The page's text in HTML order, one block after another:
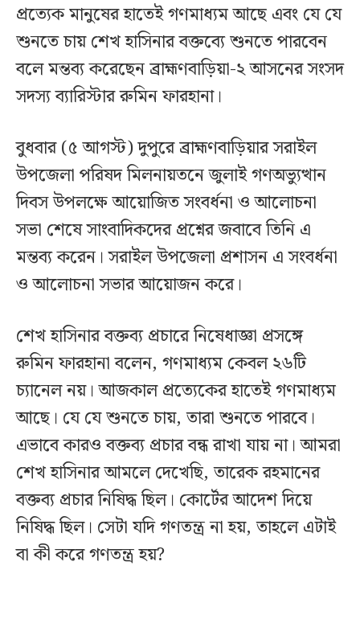
প্রত্যেক মানুষের হাতেই গণমাধ্যম আছে এবং যে যে
শুনতে চায় শেখ হাসিনার বক্তব্যে শুনতে পারবেন
বলে মন্তব্য করেছেন ব্রাহ্মণবাড়িয়া-২ আসনের সংসদ
সদস্য ব্যারিস্টার রুমিন ফারহানা।
বুধবার (৫ আগস্ট) দুপুরে ব্রাহ্মণবাড়িয়ার সরাইল
উপজেলা পরিষদ মিলনায়তনে জুলাই গণঅভ্যুত্থান
দিবস উপলক্ষে আয়োজিত সংবর্ধনা ও আলোচনা
সভা শেষে সাংবাদিকদের প্রশ্নের জবাবে তিনি এ
মন্তব্য করেন। সরাইল উপজেলা প্রশাসন এ সংবর্ধনা
ও আলোচনা সভার আয়োজন করে।
শেখ হাসিনার বক্তব্য প্রচারে নিষেধাজ্ঞা প্রসঙ্গে
রুমিন ফারহানা বলেন, গণমাধ্যম কেবল ২৬টি
চ্যানেল নয়। আজকাল প্রত্যেকের হাতেই গণমাধ্যম
আছে। যে যে শুনতে চায়, তারা শুনতে পারবে।
এভাবে কারও বক্তব্য প্রচার বন্ধ রাখা যায় না। আমরা
শেখ হাসিনার আমলে দেখেছি, তারেক রহমানের
বক্তব্য প্রচার নিষিদ্ধ ছিল। কোর্টের আদেশ দিয়ে
নিষিদ্ধ ছিল। সেটা যদি গণতন্ত্র না হয়, তাহলে এটাই
বা কী করে গণতন্ত্র হয়?